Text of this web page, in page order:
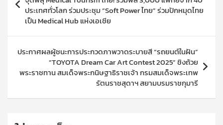
ประเทศทั่วโลก ร่วมประชุม “Soft Power ไทย” ร่วมปักหมุดไทย
เป็น Medical Hub แห่งเอเชีย
ประกาศผลผู้ชนะการประกวดภาพวาดระบายสี “รถยนต์ในฝัน”
“TOYOTA Dream Car Art Contest 2025” ชิงถ้วย
พระราชทาน สมเด็จพระกนิษฐาธิราชเจ้า กรมสมเด็จพระเทพ
รัตนราชสุดาฯ สยามบรมราชกุมารี